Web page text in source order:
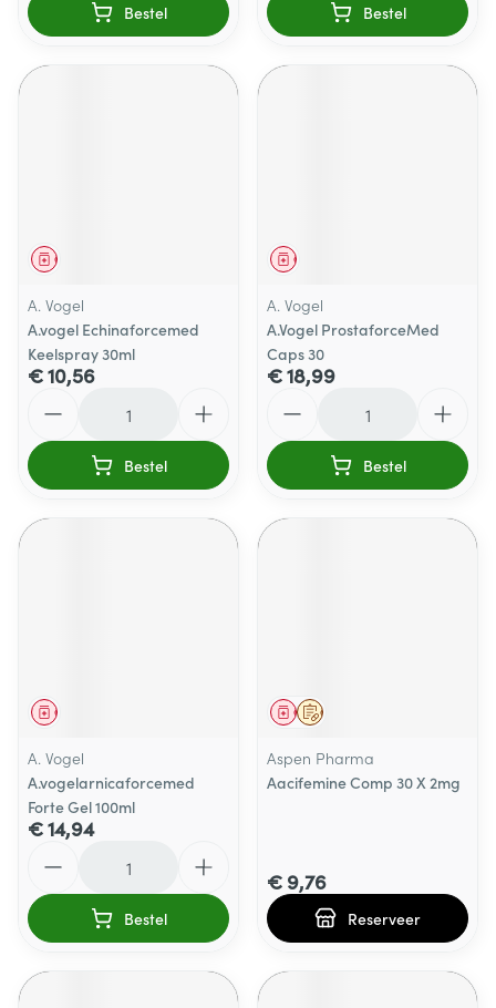
Bestel Bestel
Geneesmiddel
A. Vogel
A.vogel Echinaforcemed
Keelspray 30ml
€ 10,56
Bestel
Geneesmiddel
A. Vogel
A.Vogel ProstaforceMed
Caps 30
€ 18,99
Bestel
Geneesmiddel
A. Vogel
A.vogelarnicaforcemed
Forte Gel 100ml
€ 14,94
Bestel
Op voorschrift
Geneesmiddel
Aspen Pharma
Aacifemine Comp 30 X 2mg
€ 9,76
Reserveer